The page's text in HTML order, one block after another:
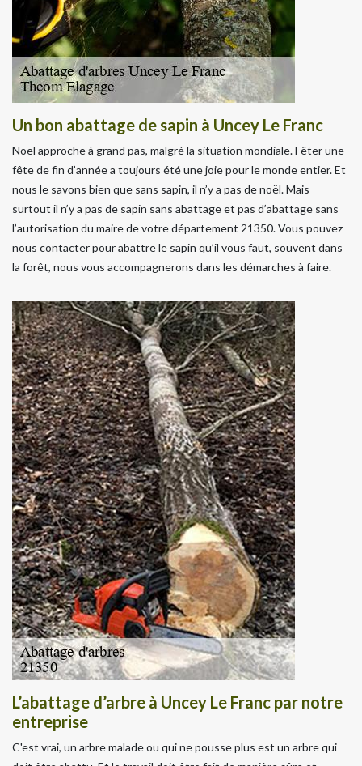
Un bon abattage de sapin à Uncey Le Franc
Noel approche à grand pas, malgré la situation mondiale. Fêter une
fête de fin d’année a toujours été une joie pour le monde entier. Et
nous le savons bien que sans sapin, il n’y a pas de noël. Mais
surtout il n’y a pas de sapin sans abattage et pas d’abattage sans
l’autorisation du maire de votre département 21350. Vous pouvez
nous contacter pour abattre le sapin qu’il vous faut, souvent dans
la forêt, nous vous accompagnerons dans les démarches à faire.
L’abattage d’arbre à Uncey Le Franc par notre
entreprise
C'est vrai, un arbre malade ou qui ne pousse plus est un arbre qui